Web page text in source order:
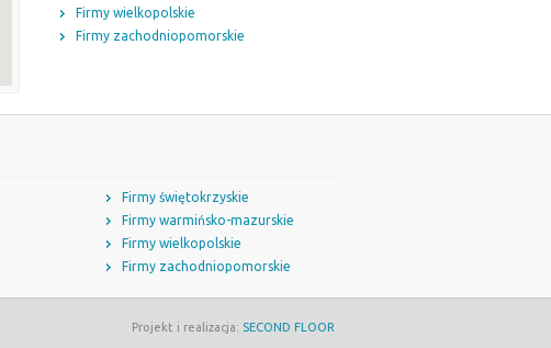
Firmy wielkopolskie
Firmy zachodniopomorskie
Firmy świętokrzyskie
Firmy warmińsko-mazurskie
Firmy wielkopolskie
Firmy zachodniopomorskie
Projekt i realizacja: SECOND FLOOR